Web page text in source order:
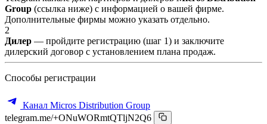
Group (ссылка ниже) с информацией о вашей фирме.
Дополнительные фирмы можно указать отдельно.
2
Дилер — пройдите регистрацию (шаг 1) и заключите
дилерский договор с установлением плана продаж.
Способы регистрации
Канал Micros Distribution Group
telegram.me/+ONuWORmtQTljN2Q6